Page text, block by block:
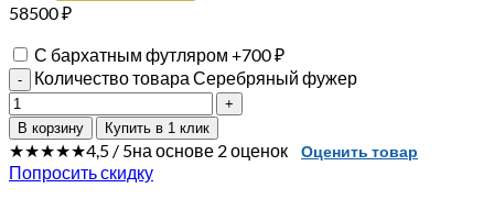
58500₽
С бархатным футляром +700₽
Количество товара Серебряный фужер
В корзину Купить в 1 клик
★★★★★4,5 / 5на основе 2 оценок Оценить товар
Попросить скидку